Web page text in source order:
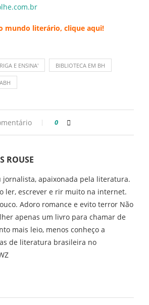
mundo literário, clique aqui!
E ENSINA' BIBLIOTECA EM BH
0
ROUSE
jornalista, apaixonada pela literatura.
ler, escrever e rir muito na internet.
Adoro romance e evito terror Não
apenas um livro para chamar de
mais leio, menos conheço a
de literatura brasileira no